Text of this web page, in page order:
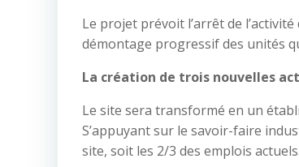
Le projet prévoit l’arrêt de
démontage progressif des unités
La création de trois nouvelles
Le site sera transformé en un
S’appuyant sur le savoir-faire
site, soit les 2/3 des emplois actuels.